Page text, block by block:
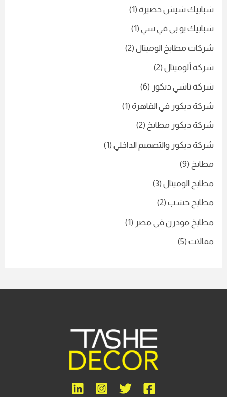
شبابيك شيش حصيرة (1)
شبابيك يو بي في سي (1)
شركات مطابخ الوميتال (2)
شركة ألوميتال (2)
شركة تاشي ديكور (6)
شركة ديكور في القاهرة (1)
شركة ديكور مطابخ (2)
شركة ديكور والتصميم الداخلي (1)
مطابخ (9)
مطابخ الوميتال (3)
مطابخ خشب (2)
مطابخ مودرن في مصر (1)
مقالات (5)